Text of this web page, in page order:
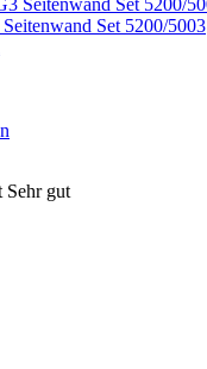
Set 5200/5003
Sehr gut